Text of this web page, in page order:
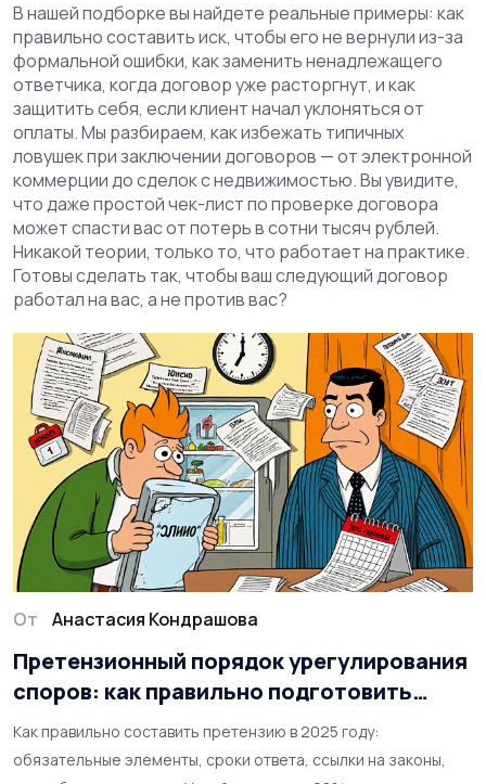
В нашей подборке вы найдете реальные примеры: как
правильно составить иск, чтобы его не вернули из-за
формальной ошибки, как заменить ненадлежащего
ответчика, когда договор уже расторгнут, и как
защитить себя, если клиент начал уклоняться от
оплаты. Мы разбираем, как избежать типичных
ловушек при заключении договоров — от электронной
коммерции до сделок с недвижимостью. Вы увидите,
что даже простой чек-лист по проверке договора
может спасти вас от потерь в сотни тысяч рублей.
Никакой теории, только то, что работает на практике.
Готовы сделать так, чтобы ваш следующий договор
работал на вас, а не против вас?
От Анастасия Кондрашова
Претензионный порядок урегулирования
споров: как правильно подготовить
претензию в 2025 году
Как правильно составить претензию в 2025 году:
обязательные элементы, сроки ответа, ссылки на законы,